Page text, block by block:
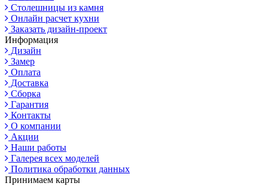
Столешницы из камня
Онлайн расчет кухни
Заказать дизайн-проект
Информация
Дизайн
Замер
Оплата
Доставка
Сборка
Гарантия
Контакты
О компании
Акции
Наши работы
Галерея всех моделей
Политика обработки данных
Принимаем карты